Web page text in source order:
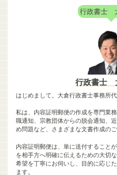
行政書士
行政書士
はじめまして。大倉行政書士事務所
私は、内容証明郵便の作成を専門業
職通知、宗教団体からの脱会通知、
め問題など、さまざまな文書作成の
内容証明郵便は、単に送付すること
を相手方へ明確に伝えるための大切
希望を丁寧にお伺いし、目的に応じ
ます。